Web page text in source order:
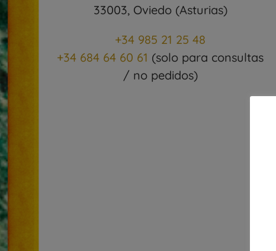
33003, Oviedo (Asturias)
+34 985 21 25 48
+34 684 64 60 61 (solo para consultas
/ no pedidos)